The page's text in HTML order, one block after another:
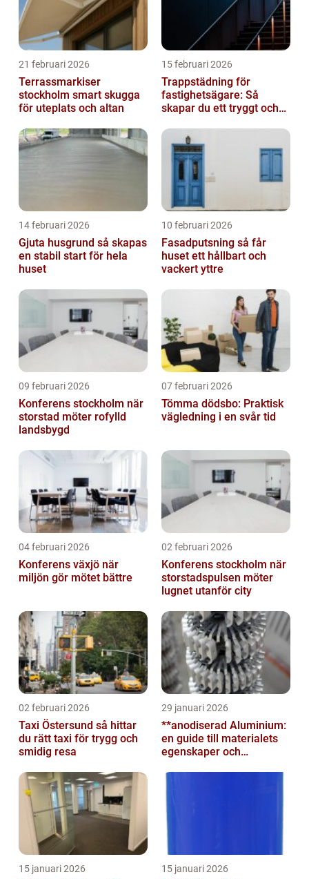
21 februari 2026
Terrassmarkiser
stockholm smart skugga
för uteplats och altan
15 februari 2026
Trappstädning för
fastighetsägare: Så
skapar du ett tryggt och
Stockholm
14 februari 2026
Gjuta husgrund så skapas
en stabil start för hela
huset
10 februari 2026
Fasadputsning så får
huset ett hållbart och
vackert yttre
09 februari 2026
Konferens stockholm när
storstad möter rofylld
landsbygd
07 februari 2026
Tömma dödsbo: Praktisk
vägledning i en svår tid
04 februari 2026
Konferens växjö när
miljön gör mötet bättre
02 februari 2026
Konferens stockholm när
storstadspulsen möter
lugnet utanför city
02 februari 2026
Taxi Östersund så hittar
du rätt taxi för trygg och
smidig resa
29 januari 2026
**anodiserad Aluminium:
en guide till materialets
egenskaper och
15 januari 2026 15 januari 2026